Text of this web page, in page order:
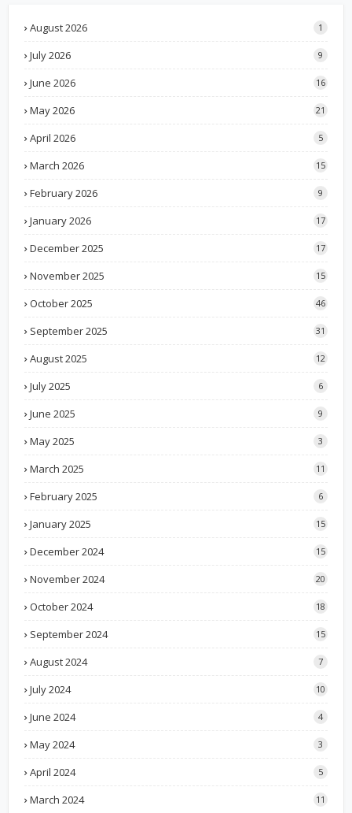
August 2026 1
July 2026 9
June 2026 16
May 2026 21
April 2026 5
March 2026 15
February 2026 9
January 2026 17
December 2025 17
November 2025 15
October 2025 46
September 2025 31
August 2025 12
July 2025 6
June 2025 9
May 2025 3
March 2025 11
February 2025 6
January 2025 15
December 2024 15
November 2024 20
October 2024 18
September 2024 15
August 2024 7
July 2024 10
June 2024 4
May 2024 3
April 2024 5
March 2024 11